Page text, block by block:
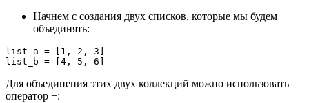
Начнем с создания двух списков, которые мы будем
объединять:
list_a = [1, 2, 3]
list_b = [4, 5, 6]
Для объединения этих двух коллекций можно использовать
оператор +: